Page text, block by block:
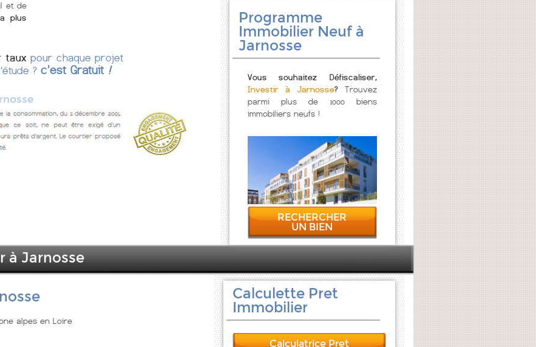
et de
plus
taux pour chaque projet
?c'est Gratuit !
Programme
Immobilier Neuf à
Jarnosse
Vous souhaitez Défiscaliser,
Investir à Jarnosse?Trouvez
parmi plus de 1000 biens
immobiliers neufs !
RECHERCHER
UN BIEN
à Jarnosse
alpes en Loire
Calculette Pret
Immobilier
Calculatrice Pret